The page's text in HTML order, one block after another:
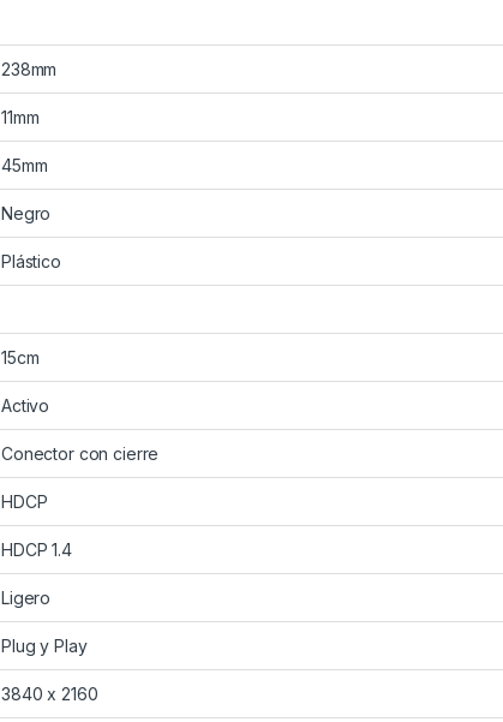
238mm
11mm
45mm
Negro
Plástico
15cm
Activo
Conector con cierre
HDCP
HDCP 1.4
Ligero
Plug y Play
3840 x 2160